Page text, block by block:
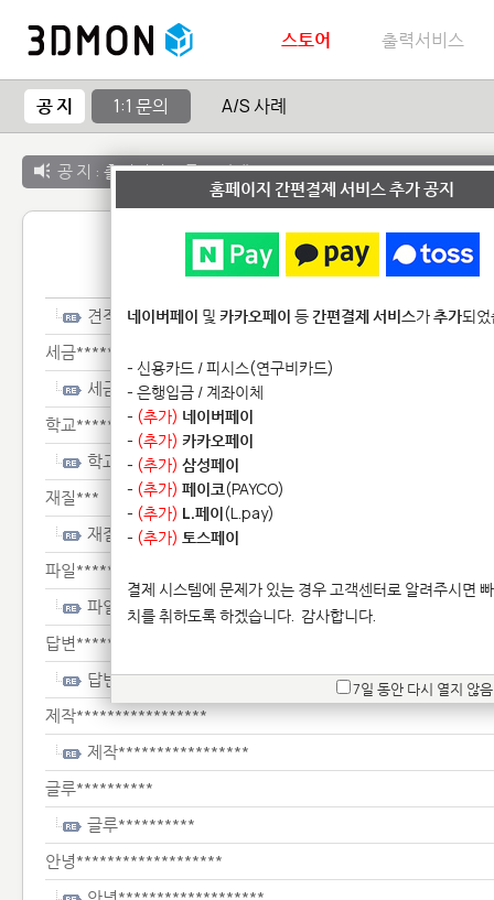
스토어 출력서비스
공 지 1:1 문의 A/S 사례
공 지 : 출력서비스 종료 안내
1:1 문
견적**
세금******
세금******
학교*********
학교*********
재질***
재질***
파일**********
파일**********
답변*************************
답변*************************
제작*****************
제작*****************
글루**********
글루**********
안녕*******************
홈페이지 간편결제 서비스 추가 공지
네이버페이 및 카카오페이 등간편결제 서비스가추가되
- 신용카드 / 피시스(연구비카드)
- 은행입금 / 계좌이체
- (추가) 네이버페이
- (추가) 카카오페이
- (추가) 삼성페이
- (추가) 페이코(PAYCO)
- (추가) L.페이(L.pay)
- (추가) 토스페이
결제 시스템에 문제가 있는 경우 고객센터로 알려주시면
치를 취하도록 하겠습니다. 감사합니다.
7일 동안 다시 열지 않음